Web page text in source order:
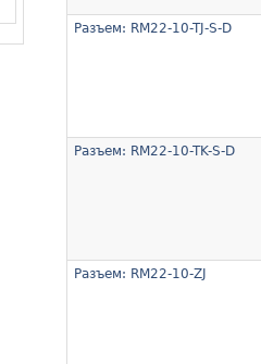
Разъем: RM22-10-TJ-S-D
Разъем: RM22-10-TK-S-D
Разъем: RM22-10-ZJ